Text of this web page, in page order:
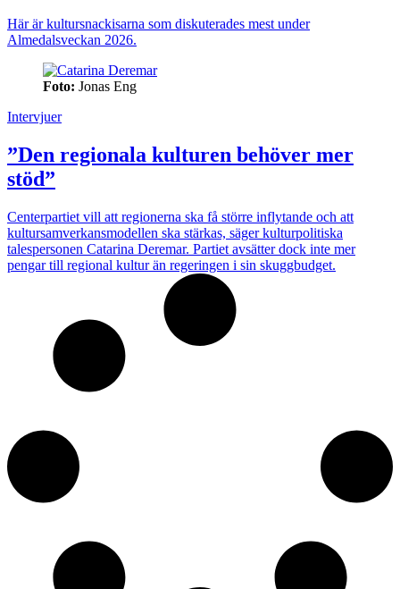
Här är kultursnackisarna som diskuterades mest under
Almedalsveckan 2026.
Foto: Jonas Eng
Intervjuer
”Den regionala kulturen behöver mer
stöd”
Centerpartiet vill att regionerna ska få större inflytande och att
kultursamverkansmodellen ska stärkas, säger kulturpolitiska
talespersonen Catarina Deremar. Partiet avsätter dock inte mer
pengar till regional kultur än regeringen i sin skuggbudget.